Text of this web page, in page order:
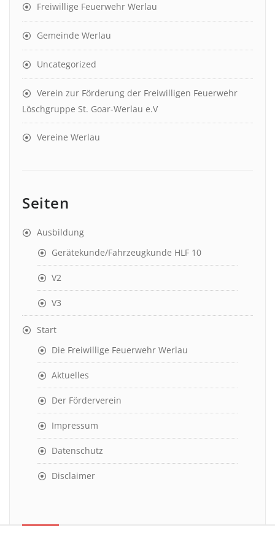
Freiwillige Feuerwehr Werlau
Gemeinde Werlau
Uncategorized
Verein zur Förderung der Freiwilligen Feuerwehr
Löschgruppe St. Goar-Werlau e.V
Vereine Werlau
Seiten
Ausbildung
Gerätekunde/Fahrzeugkunde HLF 10
V2
V3
Start
Die Freiwillige Feuerwehr Werlau
Aktuelles
Der Förderverein
Impressum
Datenschutz
Disclaimer